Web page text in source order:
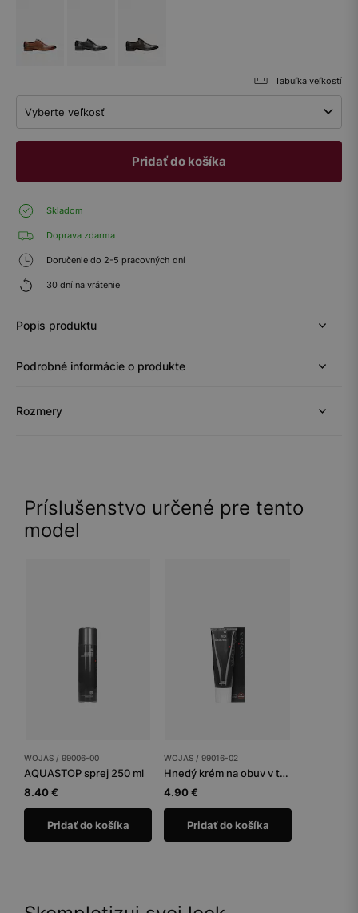
Tabuľka veľkostí
Vyberte veľkosť
Pridať do košíka
Skladom
Doprava zdarma
Doručenie do 2-5 pracovných dní
30 dní na vrátenie
Popis produktu
Podrobné informácie o produkte
Rozmery
Príslušenstvo určené pre tento
model
WOJAS / 99006-00
AQUASTOP sprej 250 ml
8.40 €
Pridať do košíka
WOJAS / 99016-02
Hnedý krém na obuv v tube 75 ml
4.90 €
Pridať do košíka